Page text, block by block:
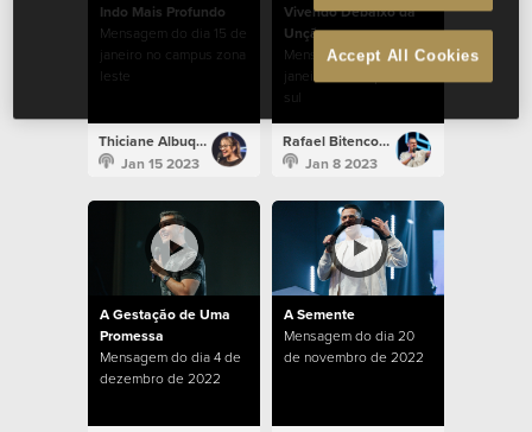
Indo Mais Profundo
Mensagem do dia 15 de
janeiro no campus zona
leste
Thiciane Albuquerque
Jan 15 2023
Vivendo Debaixo da
Unção
Mensagem do dia 8 de
janeiro no campus zona
sul
Rafael Bitencourt
Jan 8 2023
A Gestação de Uma
Promessa
Mensagem do dia 4 de
dezembro de 2022
A Semente
Mensagem do dia 20
de novembro de 2022
Accept All Cookies